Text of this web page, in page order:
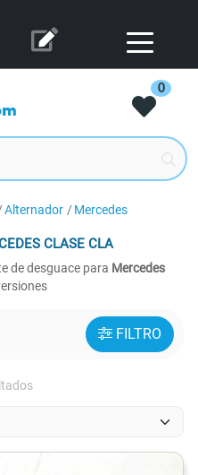
0
Alternador Mercedes
CLASE CLA
de desguace para Mercedes
FILTRO